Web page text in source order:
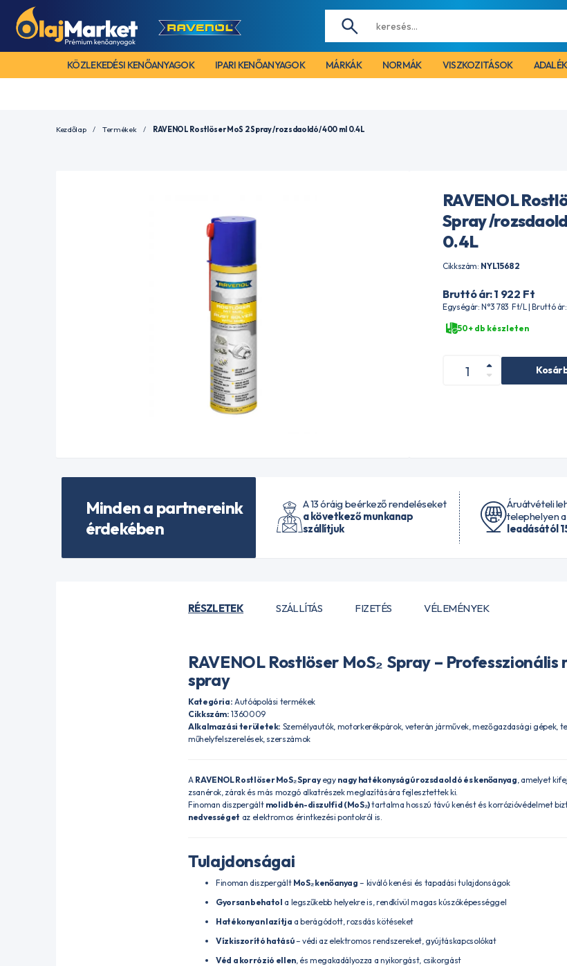
KÖZLEKEDÉSI KENŐANYAGOK IPARI KENŐANYAGOK MÁRKÁK NORMÁK VISZKOZITÁSOK
NYÁRI
Kezdőlap Termékek RAVENOL Rostlöser MoS 2 Spray /rozsdaoldó/ 400 ml 0.4L
RAVENOL
Spray /
0.4L
Cikkszám: NYL15682
Bruttó ár: 1 922 Ft
Egységár: N°3 783 Ft/L | Bruttó
50+ db készleten
Minden a partnereink
érdekében
A 13 óráig beérkező rendeléseket
a következő munkanap
szállítjuk
Áruátvételi
telephelyen a
leadásától
RÉSZLETEK SZÁLLÍTÁS FIZETÉS VÉLEMÉNYEK
RAVENOL Rostlöser MoS₂ Spray –
spray
Kategória: Autóápolási termékek
Cikkszám: 1360009
Alkalmazási területek: Személyautók, motorkerékpárok, veterán járművek, mezőgazdasági gépek,
műhelyfelszerelések, szerszámok
A RAVENOL Rostlöser MoS₂ Sprayegy nagy hatékonyságú rozsdaoldó és kenőanyag, amelyet
zsanérok, zárak és más mozgó alkatrészek meglazítására fejlesztettek ki.
Finoman diszpergált molidbén-diszulfid (MoS₂)tartalma hosszú távú kenést és korrózióvédelmet
nedvességet az elektromos érintkezési pontokról is.
Tulajdonságai
Finoman diszpergált MoS₂ kenőanyag – kiváló kenési és tapadási tulajdonságok
Gyorsan behatol a legszűkebb helyekre is, rendkívül magas kúszóképességgel
Hatékonyan lazítja a berágódott, rozsdás kötéseket
Vízkiszorító hatású– védi az elektromos rendszereket, gyújtáskapcsolókat
Véd a korrózió ellen, és megakadályozza a nyikorgást, csikorgást